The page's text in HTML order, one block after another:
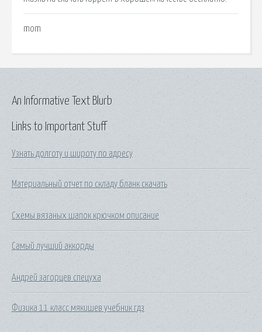
mom
Links to Important Stuff
Узнать долготу и широту по адресу
Материальный отчет по складу бланк скачать
Схемы вязаных шапок крючком описание
Самый лучший аккорды
Андрей загорцев спецуха
Физика 11 класс мякишев учебник гдз
An Informative Text Blurb